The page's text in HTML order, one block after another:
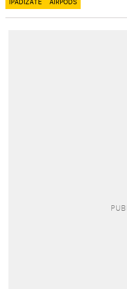
IPADÍZATE AIRPODS